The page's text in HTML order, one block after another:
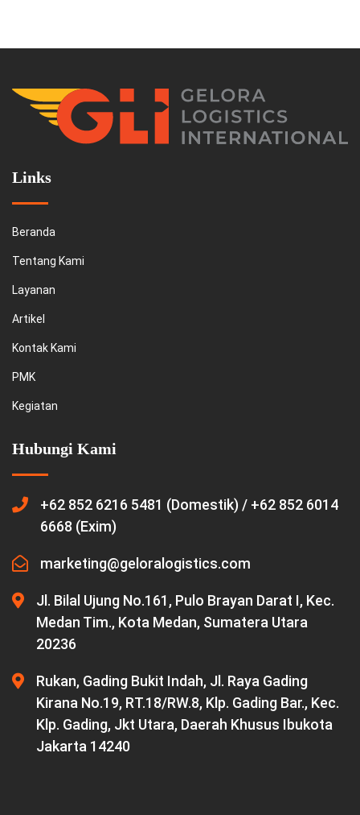
Links
Beranda
Tentang Kami
Layanan
Artikel
Kontak Kami
PMK
Kegiatan
Hubungi Kami
+62 852 6216 5481 (Domestik) / +62 852 6014
6668 (Exim)
marketing@geloralogistics.com
Jl. Bilal Ujung No.161, Pulo Brayan Darat I, Kec.
Medan Tim., Kota Medan, Sumatera Utara
20236
Rukan, Gading Bukit Indah, Jl. Raya Gading
Kirana No.19, RT.18/RW.8, Klp. Gading Bar., Kec.
Klp. Gading, Jkt Utara, Daerah Khusus Ibukota
Jakarta 14240